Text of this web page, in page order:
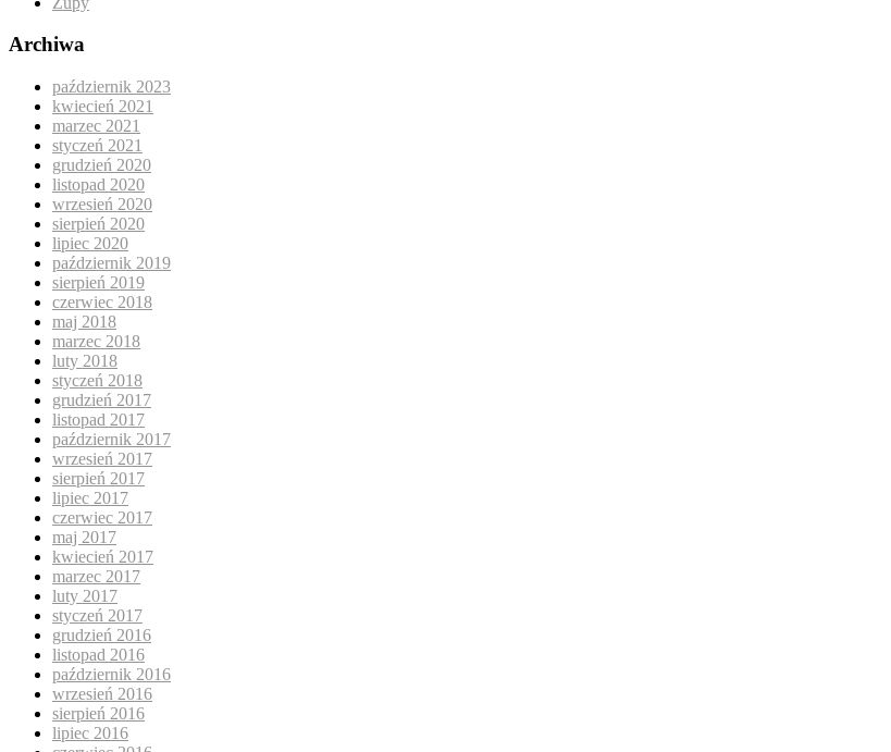
Archiwa
październik 2023
kwiecień 2021
marzec 2021
styczeń 2021
grudzień 2020
listopad 2020
wrzesień 2020
sierpień 2020
lipiec 2020
październik 2019
sierpień 2019
czerwiec 2018
maj 2018
marzec 2018
luty 2018
styczeń 2018
grudzień 2017
listopad 2017
październik 2017
wrzesień 2017
sierpień 2017
lipiec 2017
czerwiec 2017
maj 2017
kwiecień 2017
marzec 2017
luty 2017
styczeń 2017
grudzień 2016
listopad 2016
październik 2016
wrzesień 2016
sierpień 2016
lipiec 2016